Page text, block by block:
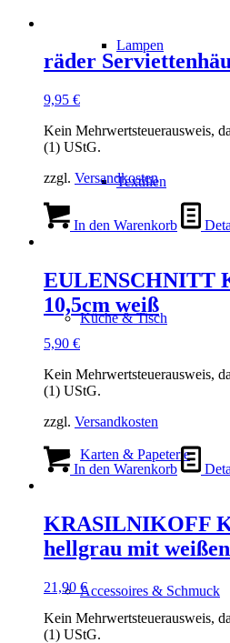
Lampen
Textilien
Küche & Tisch
Karten & Papeterie
Accessoires & Schmuck
räder
9,95 €
Kein Mehrwertsteuerausweis,
(1) UStG.
zzgl. Versandkosten
In den Warenkorb
EULENSCHNITT
10,5cm weiß
5,90 €
Kein Mehrwertsteuerausweis,
(1) UStG.
zzgl. Versandkosten
In den Warenkorb
KRASILNIKOFF
hellgrau mit
21,90 €
Kein Mehrwertsteuerausweis,
(1) UStG.